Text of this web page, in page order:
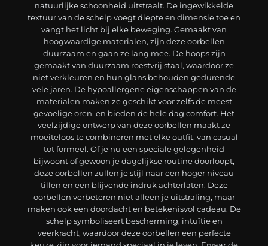
natuurlijke schoonheid uitstraalt. De ingewikkelde
textuur van de schelp voegt diepte en dimensie toe en
vangt het licht bij elke beweging. Gemaakt van
hoogwaardige materialen, zijn deze oorbellen
duurzaam en gaan ze lang mee. De hoops zijn
gemaakt van duurzaam roestvrij staal, waardoor ze
niet verkleuren en hun glans behouden gedurende
vele jaren. De hypoallergene eigenschappen van de
materialen maken ze geschikt voor zelfs de meest
gevoelige oren, en bieden de hele dag comfort. Het
veelzijdige ontwerp van deze oorbellen maakt ze
moeiteloos te combineren met elke outfit, van casual
tot formeel. Of je nu een speciale gelegenheid
bijwoont of gewoon je dagelijkse routine doorloopt,
deze oorbellen zullen je stijl naar een hoger niveau
tillen en een blijvende indruk achterlaten. Deze
oorbellen verbeteren niet alleen je uitstraling, maar
maken ook een doordacht en betekenisvol cadeau. De
schelp symboliseert bescherming, intuïtie en
veerkracht, waardoor deze oorbellen een perfecte